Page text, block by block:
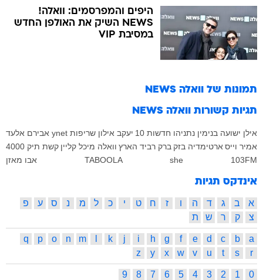
היפים והמפרסמים: וואלה!
NEWS השיק את האולפן החדש
במסיבת VIP
תמונות של וואלה NEWS
תגיות קשורות וואלה NEWS
אילן ישועה בנימין נתניהו חדשות 10 יעקב אילון שריפות ynet אבירם אלעד
אמיר וייס ארטימדיה בזק ברק רביד הארץ וואלה מיכל קליין קשת תיק 4000
103FM
she
TABOOLA אבו מאזן
אינדקס תגיות
א ב ג ד ה ו ז ח ט י כ ל מ נ ס ע
פ
צ
ק ר ש ת
a
b
c
d
e
f
g
h
i
j
k
m
n
o
p
q
r
s
t
u
v
w
x
y
z
0
1
2
3
4
5
6
7
8
9